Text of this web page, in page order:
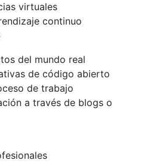
virtuales
continuo
del mundo real
de código abierto
de trabajo
a través de blogs o